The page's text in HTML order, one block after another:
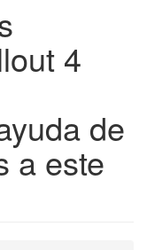
4
de
a este